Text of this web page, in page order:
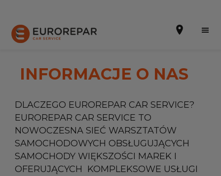
Umów wizytę w warsztacie
INFORMACJE O NAS
AKTUALNOŚCI
PROMOCJE
INFORMACJE O NAS
DLACZEGO EUROREPAR CAR SERVICE?
EUROREPAR CAR SERVICE TO
NOWOCZESNA SIEĆ WARSZTATÓW
SAMOCHODOWYCH OBSŁUGUJĄCYCH
SAMOCHODY WIĘKSZOŚCI MAREK I
OFERUJĄCYCH KOMPLEKSOWE USŁUGI